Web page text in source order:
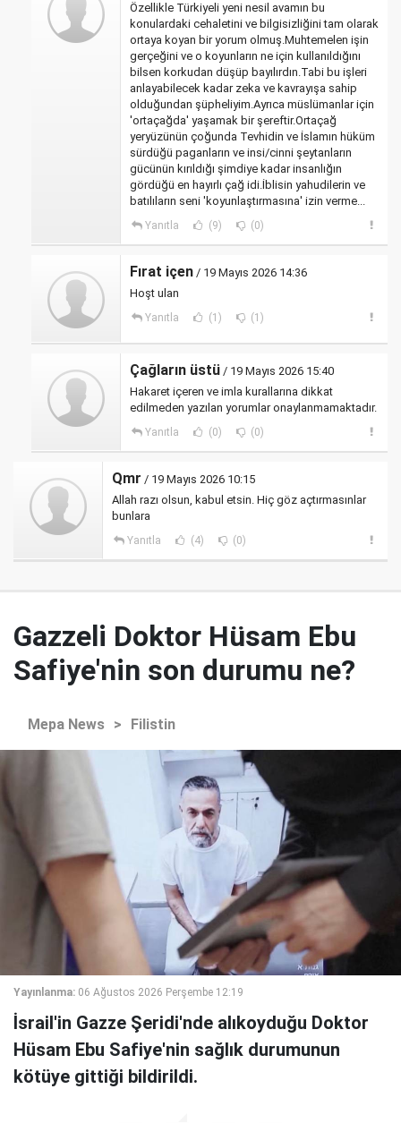
Özellikle Türkiyeli yeni nesil avamın bu
konulardaki cehaletini ve bilgisizliğini tam olarak
ortaya koyan bir yorum olmuş.Muhtemelen işin
gerçeğini ve o koyunların ne için kullanıldığını
bilsen korkudan düşüp bayılırdın.Tabi bu işleri
anlayabilecek kadar zeka ve kavrayışa sahip
olduğundan şüpheliyim.Ayrıca müslümanlar için
'ortaçağda' yaşamak bir şereftir.Ortaçağ
yeryüzünün çoğunda Tevhidin ve İslamın hüküm
sürdüğü paganların ve insi/cinni şeytanların
gücünün kırıldığı şimdiye kadar insanlığın
gördüğü en hayırlı çağ idi.İblisin yahudilerin ve
batılıların seni 'koyunlaştırmasına' izin verme...
Yanıtla (9) (0)
Fırat içen / 19 Mayıs 2026 14:36
Hoşt ulan
Yanıtla (1) (1)
Çağların üstü / 19 Mayıs 2026 15:40
Hakaret içeren ve imla kurallarına dikkat
edilmeden yazılan yorumlar onaylanmamaktadır.
Yanıtla (0) (0)
Qmr / 19 Mayıs 2026 10:15
Allah razı olsun, kabul etsin. Hiç göz açtırmasınlar
bunlara
Yanıtla (4) (0)
Gazzeli Doktor Hüsam Ebu
Safiye'nin son durumu ne?
Mepa News > Filistin
Yayınlanma: 06 Ağustos 2026 Perşembe 12:19
İsrail'in Gazze Şeridi'nde alıkoyduğu Doktor
Hüsam Ebu Safiye'nin sağlık durumunun
kötüye gittiği bildirildi.